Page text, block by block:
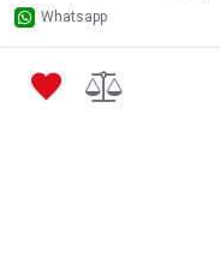
Whatsapp